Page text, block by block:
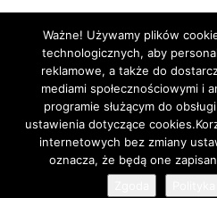
Podążaj
Nota prawna Polityka
© Wszelkie prawa
Ważne! Używamy plików
technologicznych, aby
reklamowe, a także do
mediami społecznościowymi i
programie służącym do
ustawienia dotyczące
internetowych bez zmiany
oznacza, że będą one